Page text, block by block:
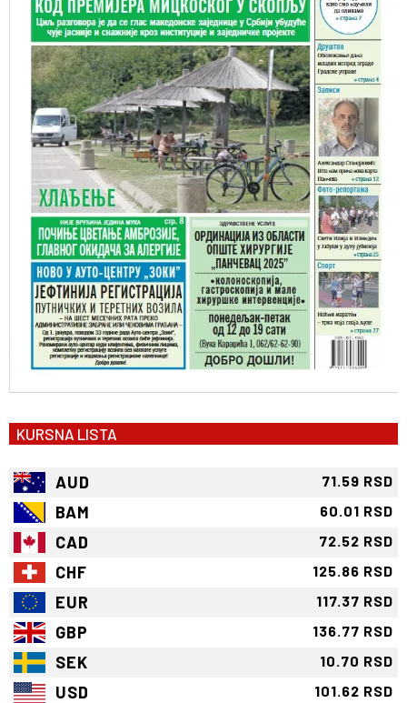
KURSNA LISTA
AUD 71.59 RSD
BAM 60.01 RSD
CAD 72.52 RSD
CHF 125.86 RSD
EUR 117.37 RSD
GBP 136.77 RSD
SEK 10.70 RSD
USD 101.62 RSD